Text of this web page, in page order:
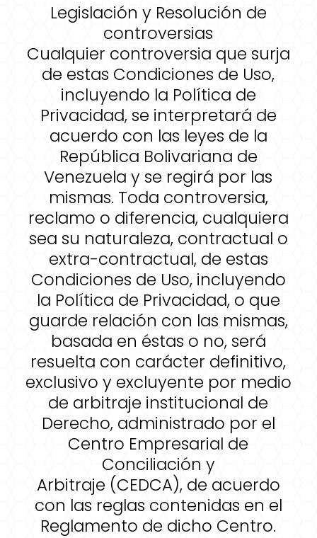
Legislación y Resolución de
controversias
Cualquier controversia que surja
de estas Condiciones de Uso,
incluyendo la Política de
Privacidad, se interpretará de
acuerdo con las leyes de la
República Bolivariana de
Venezuela y se regirá por las
mismas. Toda controversia,
reclamo o diferencia, cualquiera
sea su naturaleza, contractual o
extra-contractual, de estas
Condiciones de Uso, incluyendo
la Política de Privacidad, o que
guarde relación con las mismas,
basada en éstas o no, será
resuelta con carácter definitivo,
exclusivo y excluyente por medio
de arbitraje institucional de
Derecho, administrado por el
Centro Empresarial de
Conciliación y
Arbitraje (CEDCA), de acuerdo
con las reglas contenidas en el
Reglamento de dicho Centro.